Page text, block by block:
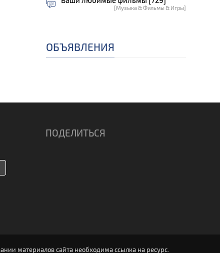
[Музыка & Фильмы & Игры]
ОБЪЯВЛЕНИЯ
ПОДЕЛИТЬСЯ
материалов сайта необходима ссылка на ресурс.